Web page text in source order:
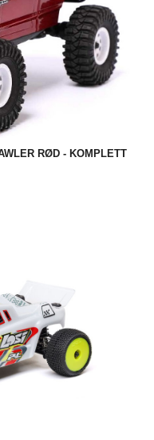
RØD - KOMPLETT